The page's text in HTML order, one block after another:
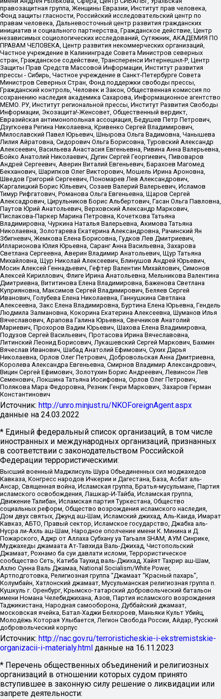
правозащитная группа, Женщины Евразии, Институт прав человека,
Фонд защиты гласности, Российский исследовательский центр по
правам человека, Дальневосточный центр развития гражданских
инициатив и социального партнерства, Гражданское действие, Центр
независимых социологических исследований, Сутяжник, АКАДЕМИЯ ПО
ПРАВАМ ЧЕЛОВЕКА, Центр развития некоммерческих организаций,
Частное учреждение в Калининграде Совета Министров северных
стран, Гражданское содействие, Трансперенси Интернешнл-Р, Центр
Защиты Прав Средств Массовой Информации, Институт развития
прессы - Сибирь, Частное учреждение в Санкт-Петербурге Совета
Министров Северных Стран, Фонд поддержки свободы прессы,
Гражданский контроль, Человек и Закон, Общественная комиссия по
сохранению наследия академика Сахарова, Информационное агентство
МЕМО. РУ, Институт региональной прессы, Институт Развития Свободы
Информации, Экозащита!-Женсовет, Общественный вердикт,
Евразийская антимонопольная ассоциация, Бедушев Петр Петрович,
Дзугкоева Регина Николаевна, Кривенко Сергей Владимирович,
Милославский Павел Юрьевич, Шнырова Ольга Вадимовна, Чанышева
Лилия Айратовна, Сидорович Ольга Борисовна, Туровский Александр
Алексеевич, Васильева Анастасия Евгеньевна, Ривина Анна Валерьевна,
Бойко Анатолий Николаевич, Дугин Сергей Георгиевич, Пивоваров
Андрей Сергеевич, Аверин Виталий Евгеньевич, Барахоев Магомед
Бекханович, Шарипков Олег Викторович, Мошель Ирина Ароновна,
Шведов Григорий Сергеевич, Пономарев Лев Александрович,
Каргалицкий Борис Юльевич, Созаев Валерий Валерьевич, Исламов
Тимур Рифгатович, Романова Ольга Евгеньевна, Щаров Сергей
Алексадрович, Цирульников Борис Альбертович, Гасан Ольга Павловна,
Паутов Юрий Анатольевич, Верховский Александр Маркович,
Пислакова-Паркер Марина Петровна, Кочеткова Татьяна
Владимировна, Чуркина Наталья Валерьевна, Акимова Татьяна
Николаевна, Золотарева Екатерина Александровна, Рачинский Ян
Збигневич, Жемкова Елена Борисовна, Гудков Лев Дмитриевич,
Илларионова Юлия Юрьевна, Саранг Анна Васильевна, Захарова
Светлана Сергеевна, Аверин Владимир Анатольевич, Щур Татьяна
Михайловна, Щур Николай Алексеевич, Блинушов Андрей Юрьевич,
Мосин Алексей Геннадьевич, Гефтер Валентин Михайлович, Симонов
Алексей Кириллович, Флиге Ирина Анатольевна, Мельникова Валентина
Дмитриевна, Вититинова Елена Владимировна, Баженова Светлана
Куприяновна, Максимов Сергей Владимирович, Беляев Сергей
Иванович, Голубева Елена Николаевна, Ганнушкина Светлана
Алексеевна, Закс Елена Владимировна, Буртина Елена Юрьевна, Гендель
Людмила Залмановна, Кокорина Екатерина Алексеевна, Шуманов Илья
Вячеславович, Арапова Галина Юрьевна, Свечников Анатолий
Мариевич, Прохоров Вадим Юрьевич, Шахова Елена Владимировна,
Подузов Сергей Васильевич, Протасова Ирина Вячеславовна,
Литинский Леонид Борисович, Лукашевский Сергей Маркович, Бахмин
Вячеслав Иванович, Шабад Анатолий Ефимович, Сухих Дарья
Николаевна, Орлов Олег Петрович, Добровольская Анна Дмитриевна,
Королева Александра Евгеньевна, Смирнов Владимир Александрович,
Вицин Сергей Ефимович, Золотухин Борис Андреевич, Левинсон Лев
Семенович, Локшина Татьяна Иосифовна, Орлов Олег Петрович,
Полякова Мара Федоровна, Резник Генри Маркович, Захаров Герман
Константинович
Источник: http://unro.minjust.ru/NKOForeignAgent.aspx
данные на 24.03.2022
* Единый федеральный список организаций, в том числе
иностранных и международных организаций, признанных
в соответствии с законодательством Российской
Федерации террористическими:
Высший военный Маджлисуль Шура Объединенных сил моджахедов
Кавказа, Конгресс народов Ичкерии и Дагестана, База, Асбат аль-
Ансар, Священная война, Исламская группа, Братья-мусульмане, Партия
исламского освобождения, Лашкар-И-Тайба, Исламская группа,
Движение Талибан, Исламская партия Туркестана, Общество
социальных реформ, Общество возрождения исламского наследия,
Дом двух святых, Джунд аш-Шам, Исламский джихад, Аль-Каида, Имарат
Кавказ, АБТО, Правый сектор, Исламское государство, Джабха аль-
Нусра ли-Ахль аш-Шам, Народное ополчение имени К. Минина и Д.
Пожарского, Аджр от Аллаха Субхану уа Тагьаля SHAM, АУМ Синрике,
Муджахеды джамаата Ат-Тавхида Валь-Джихад, Чистопольский
Джамаат, Рохнамо ба суи давлати исломи, Террористическое
сообщество Сеть, Катиба Таухид валь-Джихад, Хайят Тахрир аш-Шам,
Ахлю Сунна Валь Джамаа, National Socialism/White Power,
Артподготовка, Религиозная группа “Джамаат “Красный пахарь”,
Колумбайн, Хатлонский джамаат, Мусульманская религиозная группа п.
Кушкуль г. Оренбург, Крымско-татарский добровольческий батальон
имени Номана Челебиджихана, Азов, Партия исламского возрождения
Таджикистана, Народная самооборона, Дуббайский джамаат,
московская ячейка, Батал-Хаджи Белхороев, Маньяки Культ Убийц,
Молодёжь Которая Улыбается, Легион Свобода России, Айдар, Русский
добровольческий корпус
Источник: http://nac.gov.ru/terroristicheskie-i-ekstremistskie-
organizacii-i-materialy.html данные на 16.11.2023
* Перечень общественных объединений и религиозных
организаций в отношении которых судом принято
вступившее в законную силу решение о ликвидации или
запрете деятельности: